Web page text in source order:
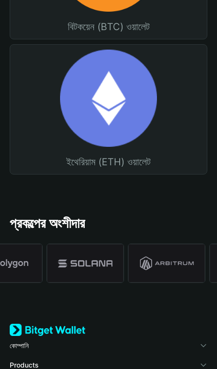
বিটকয়েন (BTC) ওয়ালেট
ইথেরিয়াম (ETH) ওয়ালেট
প্রকল্পের অংশীদার
কোম্পানি
Bitget Wallet সম্পর্কে
Products